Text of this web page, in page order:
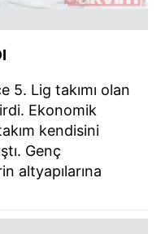
Lig takımı olan
Ekonomik
kendisini
Genç
altyapılarına